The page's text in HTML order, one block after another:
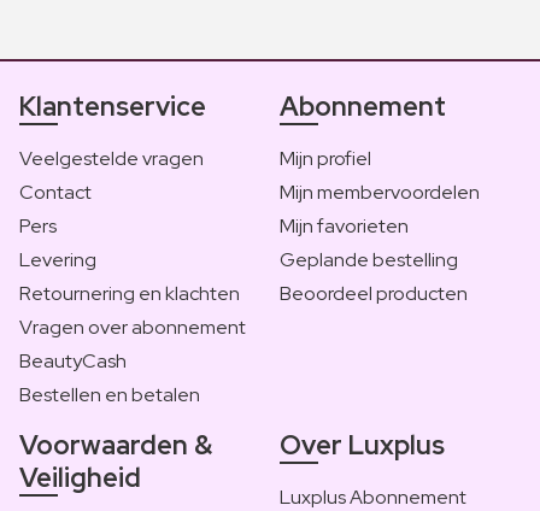
Klantenservice
Veelgestelde vragen
Contact
Pers
Levering
Retournering en klachten
Vragen over abonnement
BeautyCash
Bestellen en betalen
Abonnement
Mijn profiel
Mijn membervoordelen
Mijn favorieten
Geplande bestelling
Beoordeel producten
Voorwaarden &
Veiligheid
Over Luxplus
Luxplus Abonnement